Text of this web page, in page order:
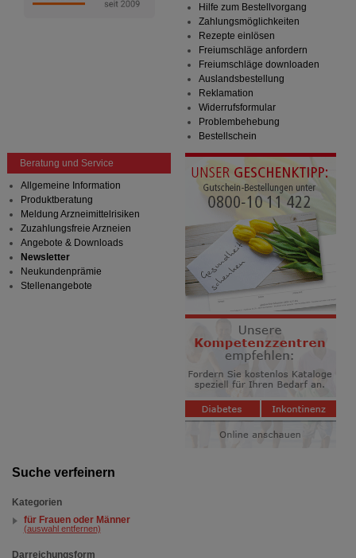
Suche verfeinern
Kategorien
für Frauen oder Männer
(auswahl entfernen)
Darreichungsform
Hilfe zum Bestellvorgang
Zahlungsmöglichkeiten
Rezepte einlösen
Freiumschläge anfordern
Freiumschläge downloaden
Auslandsbestellung
Reklamation
Widerrufsformular
Problembehebung
Bestellschein
Beratung und Service
Allgemeine Information
Produktberatung
Meldung Arzneimittelrisiken
Zuzahlungsfreie Arzneien
Angebote & Downloads
Newsletter
Neukundenprämie
Stellenangebote